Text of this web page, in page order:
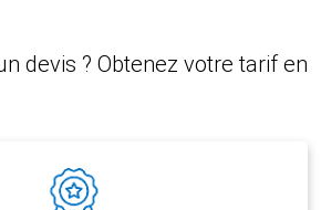
devis ? Obtenez votre tarif en